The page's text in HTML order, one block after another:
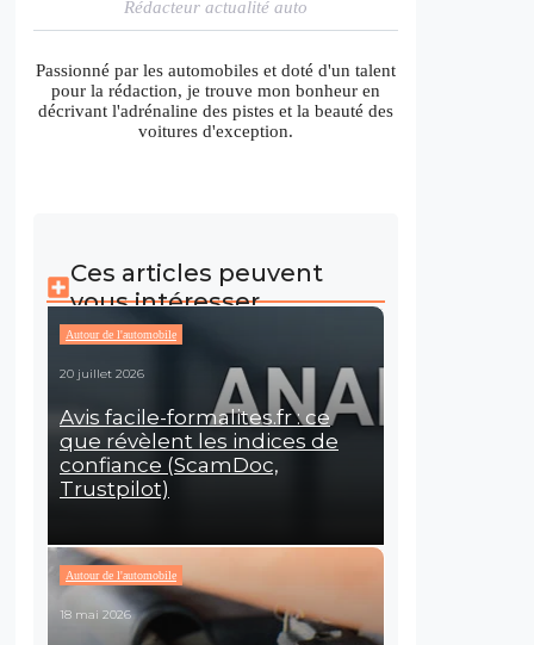
Rédacteur actualité auto
Passionné par les automobiles et doté d'un talent
pour la rédaction, je trouve mon bonheur en
décrivant l'adrénaline des pistes et la beauté des
voitures d'exception.
Ces articles peuvent
vous intéresser
Autour de l'automobile
20 juillet 2026
Avis facile-formalites.fr : ce
que révèlent les indices de
confiance (ScamDoc,
Trustpilot)
Autour de l'automobile
18 mai 2026